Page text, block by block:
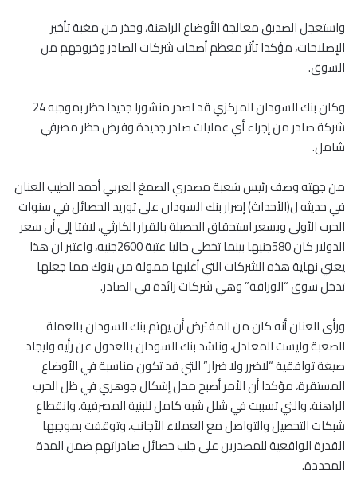
واستعجل الصديق معالجة الأوضاع الراهنة، وحذر من مغبة تأخير
الإصلاحات، مؤكدا تأثر معظم أصحاب شركات الصادر وخروجهم من
السوق.
وكان بنك السودان المركزي قد اصدر منشورا جديدا حظر بموجبه 24
شركة صادر من إجراء أي عمليات صادر جديدة وفرض حظر مصرفي
شامل.
من جهته وصف رئيس شعبة مصدري الصمغ العربي أحمد الطيب العنان
في حديثه ل(الأحداث) إصرار بنك السودان على توريد الحصائل في سنوات
الحرب الأولى وبسعر استحقاق الحصيلة بالقرار الكارثي، لافتا إلى أن سعر
الدولار كان 580جنيها بينما تخطى حاليا عتبة 2600جنيه، واعتبر ان هذا
يعني نهاية هذه الشركات التي أغلبها ممولة من بنوك مما جعلها
تدخل سوق “الوراقة” وهي شركات رائدة في الصادر.
ورأى العنان أنه كان من المفترض أن يهتم بنك السودان بالعملة
الصعبة وليست المعادل، وناشد بنك السودان بالعدول عن رأيه وايجاد
صيغة توافقية “لاضرر ولا ضرار” التي قد تكون مناسبة في الأوضاع
المستقرة، مؤكدا أن الأمر أصبح محل إشكال جوهري في ظل الحرب
الراهنة، والتي تسببت في شلل شبه كامل للبنية المصرفية، وانقطاع
شبكات التحصيل والتواصل مع العملاء الأجانب، وتوقفت بموجبها
القدرة الواقعية للمصدرين على جلب حصائل صادراتهم ضمن المدة
المحددة.